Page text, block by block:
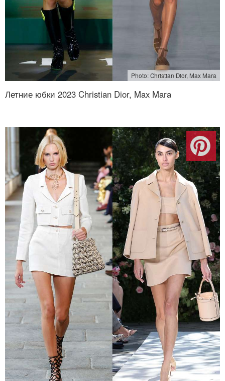
Photo: Christian Dior, Max Mara
Летние юбки 2023 Christian Dior, Max Mara